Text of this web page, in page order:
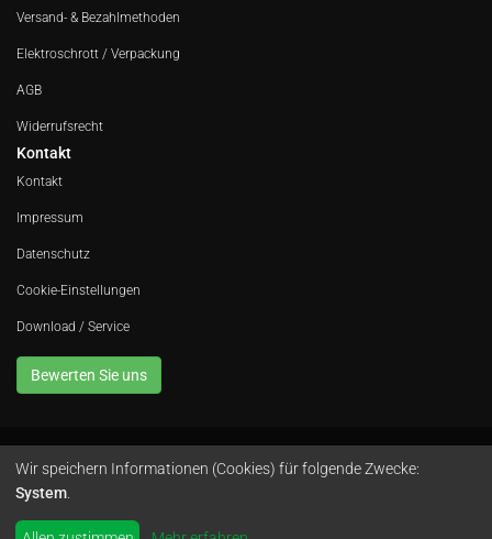
Versand- & Bezahlmethoden
Elektroschrott / Verpackung
AGB
Widerrufsrecht
Kontakt
Kontakt
Impressum
Datenschutz
Cookie-Einstellungen
Download / Service
Bewerten Sie uns
Avola GmbH • In der Fleute 52 • 42389 Wuppertal • Telefon 0202 260 666 0
Instagram
Wir speichern Informationen (Cookies) für folgende Zwecke:
System